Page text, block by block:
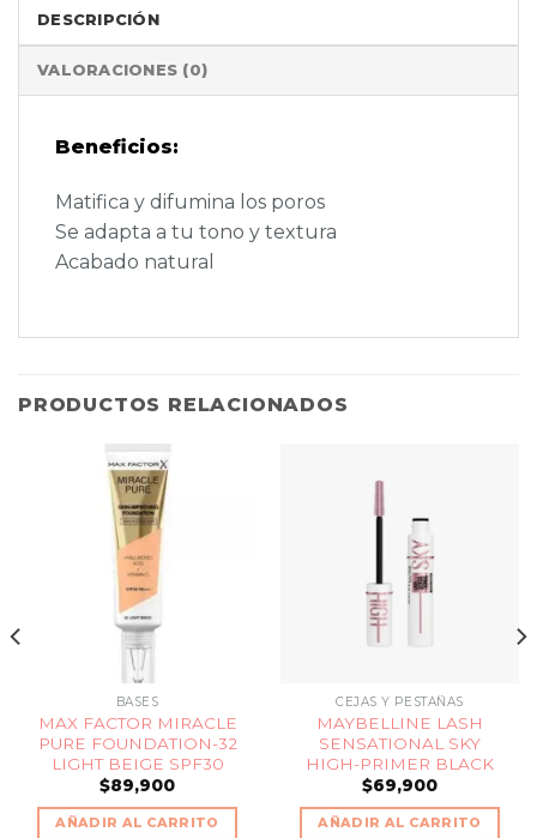
DESCRIPCIÓN
VALORACIONES (0)
Beneficios:
Matifica y difumina los poros
Se adapta a tu tono y textura
Acabado natural
PRODUCTOS RELACIONADOS
BASES
MAX FACTOR MIRACLE
PURE FOUNDATION-32
LIGHT BEIGE SPF30
$89,900
AÑADIR AL CARRITO
CEJAS Y PESTAÑAS
MAYBELLINE LASH
SENSATIONAL SKY
HIGH-PRIMER BLACK
$69,900
AÑADIR AL CARRITO